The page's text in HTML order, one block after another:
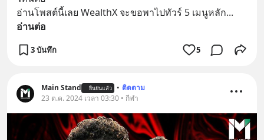
อ่านโพสต์นี้เลย WealthX จะขอพาไปทัวร์ 5 เมนูหลัก
อ่านต่อ
3 บันทึก 5
Main Stand ยืนยันแล้ว • ติดตาม
23 ต.ค. 2024 เวลา 03:30 • กีฬา